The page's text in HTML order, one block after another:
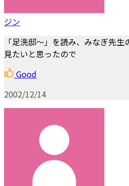
ジン
「足洗邸～」を読み、みなぎ先
見たいと思ったので
Good
2002/12/14